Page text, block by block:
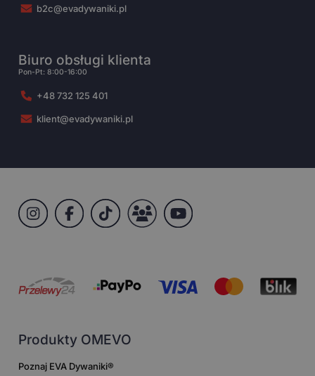
b2c@evadywaniki.pl
Biuro obsługi klienta
Pon-Pt: 8:00-16:00
+48 732 125 401
klient@evadywaniki.pl
Produkty OMEVO
Poznaj EVA Dywaniki®